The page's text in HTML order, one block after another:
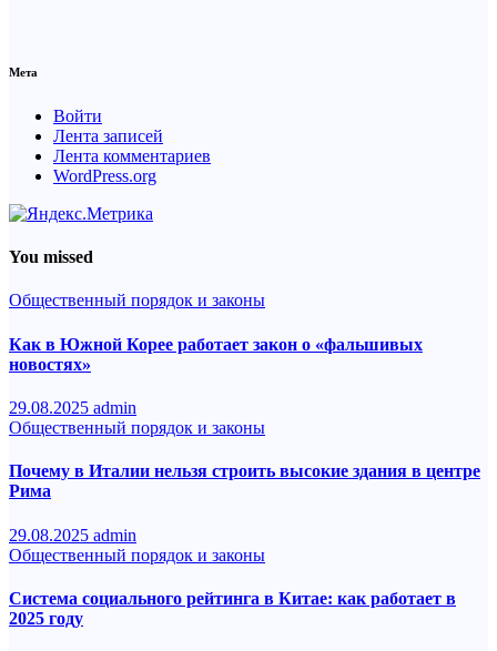
Мета
Войти
Лента записей
Лента комментариев
WordPress.org
You missed
Общественный порядок и законы
Как в Южной Корее работает закон о «фальшивых
новостях»
29.08.2025 admin
Общественный порядок и законы
Почему в Италии нельзя строить высокие здания в центре
Рима
29.08.2025 admin
Общественный порядок и законы
Система социального рейтинга в Китае: как работает в
2025 году